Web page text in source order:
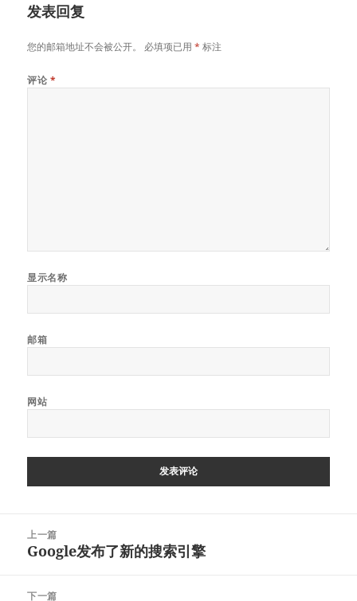
发表回复
您的邮箱地址不会被公开。 必填项已用* 标注
评论 *
显示名称
邮箱
网站
上一篇
上
文
Google发布了新的搜索引擎
下一篇